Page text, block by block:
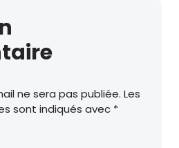
ne sera pas publiée. Les
sont indiqués avec *